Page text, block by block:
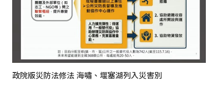
政院版災防法修法 海嘯、堰塞湖列入災害別